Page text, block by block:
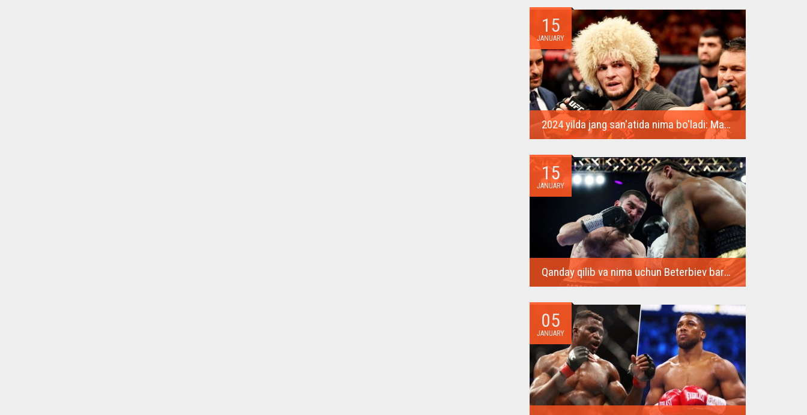
eng kutilgan...
15
JANUARY
2024 yilda jang san'atida nima bo'ladi: Maxachev ikkinchi kamarni qo'lga kiritadi, MakGregor qaytib keladi
ko‘plab ajoyib...
15
JANUARY
Qanday qilib va ​​nima uchun Beterbiev barcha raqiblarini nokautga uchratadi
yanvardan 14...
05
JANUARY